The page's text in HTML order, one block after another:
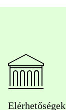
Elérhetőségek